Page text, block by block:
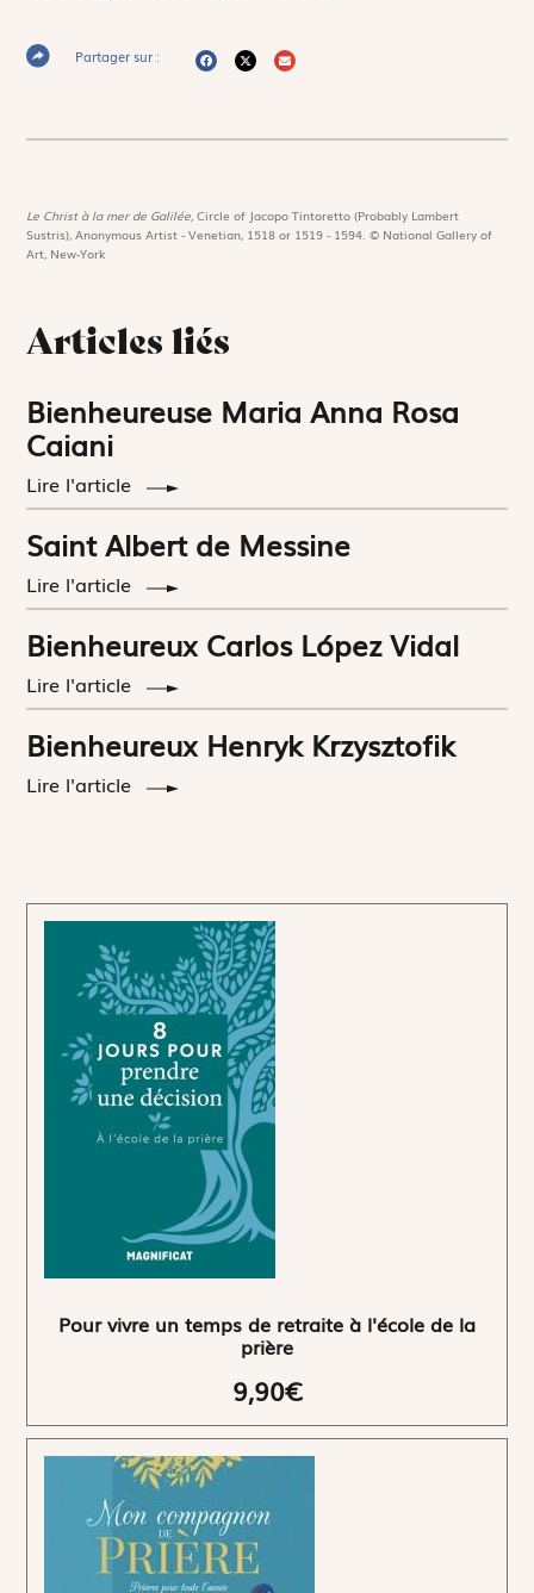
Partager sur :
Le Christ à la mer de Galilée,Circle of Jacopo Tintoretto (Probably Lambert
Sustris), Anonymous Artist - Venetian, 1518 or 1519 - 1594. © National Gallery of
Art, New-York
Articles liés
Bienheureuse Maria Anna Rosa
Caiani
Lire l'article
Saint Albert de Messine
Lire l'article
Bienheureux Carlos López Vidal
Lire l'article
Bienheureux Henryk Krzysztofik
Lire l'article
Pour vivre un temps de retraite à l'école de la
prière
9,90€